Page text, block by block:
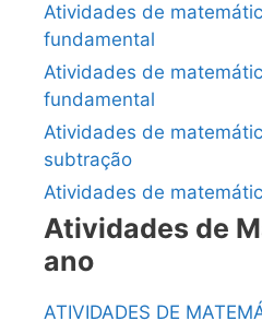
Atividades de
fundamental
Atividades de
fundamental
Atividades de
subtração
Atividades de
Atividades de
ano
ATIVIDADES DE